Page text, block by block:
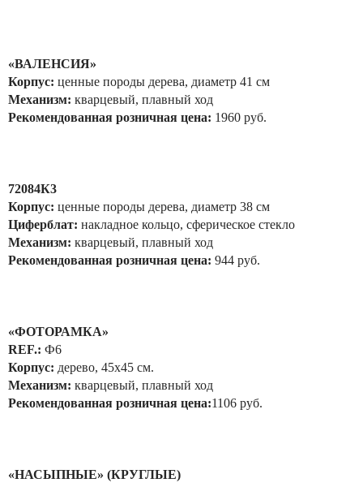
«ВАЛЕНСИЯ»
Корпус: ценные породы дерева, диаметр 41 см
Механизм: кварцевый, плавный ход
Рекомендованная розничная цена: 1960 руб.
72084К3
Корпус: ценные породы дерева, диаметр 38 см
Циферблат: накладное кольцо, сферическое стекло
Механизм: кварцевый, плавный ход
Рекомендованная розничная цена: 944 руб.
«ФОТОРАМКА»
REF.: Ф6
Корпус: дерево, 45x45 см.
Механизм: кварцевый, плавный ход
Рекомендованная розничная цена:1106 руб.
«НАСЫПНЫЕ» (КРУГЛЫЕ)